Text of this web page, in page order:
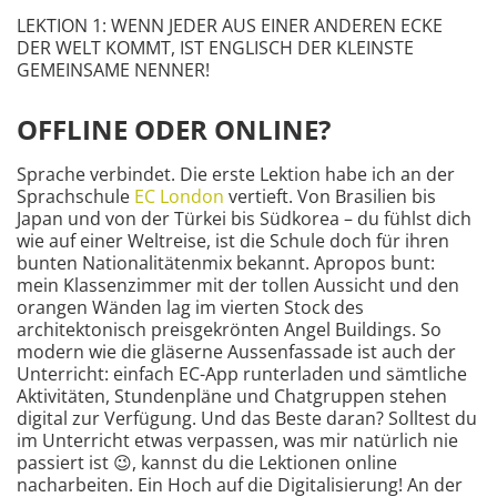
LEKTION 1: WENN JEDER AUS EINER ANDEREN ECKE
DER WELT KOMMT, IST ENGLISCH DER KLEINSTE
GEMEINSAME NENNER!
OFFLINE ODER ONLINE?
Sprache verbindet. Die erste Lektion habe ich an der
Sprachschule EC London vertieft. Von Brasilien bis
Japan und von der Türkei bis Südkorea – du fühlst dich
wie auf einer Weltreise, ist die Schule doch für ihren
bunten Nationalitätenmix bekannt. Apropos bunt:
mein Klassenzimmer mit der tollen Aussicht und den
orangen Wänden lag im vierten Stock des
architektonisch preisgekrönten Angel Buildings. So
modern wie die gläserne Aussenfassade ist auch der
Unterricht: einfach EC-App runterladen und sämtliche
Aktivitäten, Stundenpläne und Chatgruppen stehen
digital zur Verfügung. Und das Beste daran? Solltest du
im Unterricht etwas verpassen, was mir natürlich nie
passiert ist 😉, kannst du die Lektionen online
nacharbeiten. Ein Hoch auf die Digitalisierung! An der